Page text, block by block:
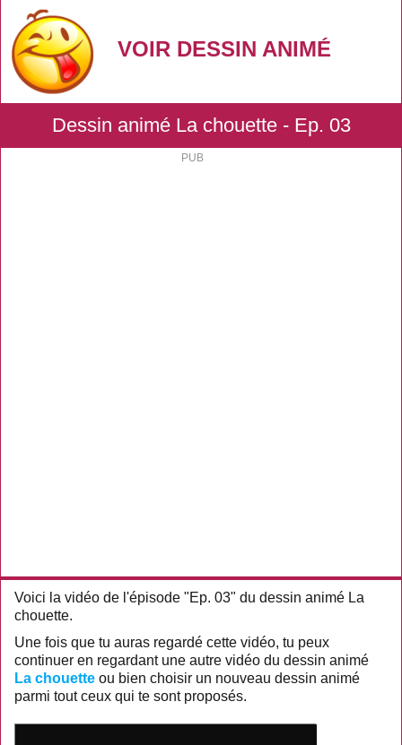
VOIR DESSIN ANIMÉ
Dessin animé La chouette - Ep. 03
Voici la vidéo de l'épisode "Ep. 03" du dessin animé La
chouette.
Une fois que tu auras regardé cette vidéo, tu peux
continuer en regardant une autre vidéo du dessin animé
La chouette ou bien choisir un nouveau dessin animé
parmi tout ceux qui te sont proposés.